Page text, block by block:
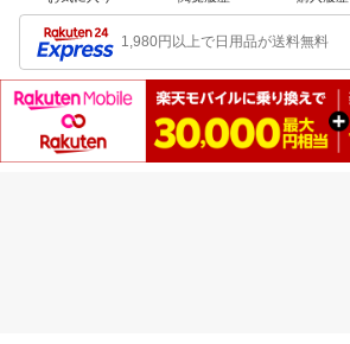
1,980円以上で日用品が送料無料